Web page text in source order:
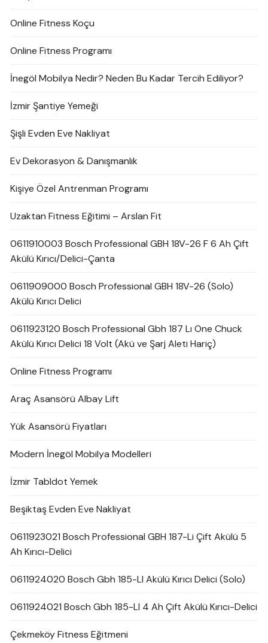
Online Fitness Koçu
Online Fitness Programı
İnegöl Mobilya Nedir? Neden Bu Kadar Tercih Ediliyor?
İzmir Şantiye Yemeği
Şişli Evden Eve Nakliyat
Ev Dekorasyon & Danışmanlık
Kişiye Özel Antrenman Programı
Uzaktan Fitness Eğitimi – Arslan Fit
0611910003 Bosch Professional GBH 18V-26 F 6 Ah Çift
Akülü Kırıcı/Delici-Çanta
0611909000 Bosch Professional GBH 18V-26 (Solo)
Akülü Kırıcı Delici
0611923120 Bosch Professional Gbh 187 Lı One Chuck
Akülü Kırıcı Delici 18 Volt (Akü ve Şarj Aleti Hariç)
Online Fitness Programı
Araç Asansörü Albay Lift
Yük Asansörü Fiyatları
Modern İnegöl Mobilya Modelleri
İzmir Tabldot Yemek
Beşiktaş Evden Eve Nakliyat
0611923021 Bosch Professional GBH 187-Li Çift Akülü 5
Ah Kırıcı-Delici
0611924020 Bosch Gbh 185-LI Akülü Kırıcı Delici (Solo)
0611924021 Bosch Gbh 185-LI 4 Ah Çift Akülü Kırıcı-Delici
Çekmeköy Fitness Eğitmeni